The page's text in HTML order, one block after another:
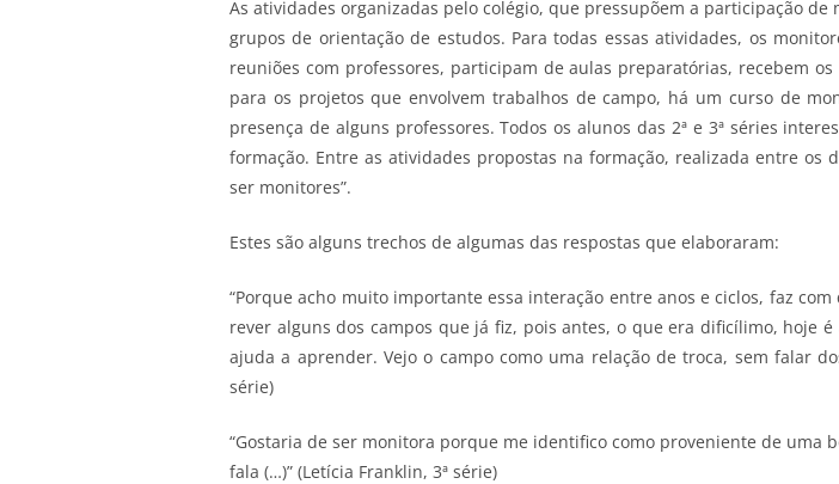
As atividades organizadas pelo colégio, que pressupõem a participação
grupos de orientação de estudos. Para todas essas atividades, os
reuniões com professores, participam de aulas preparatórias, recebem
para os projetos que envolvem trabalhos de campo, há um curso de
presença de alguns professores. Todos os alunos das 2ª e 3ª séries
formação. Entre as atividades propostas na formação, realizada entre
ser monitores”.
Estes são alguns trechos de algumas das respostas que elaboraram:
“Porque acho muito importante essa interação entre anos e ciclos, faz
rever alguns dos campos que já fiz, pois antes, o que era dificílimo, hoje
ajuda a aprender. Vejo o campo como uma relação de troca, sem falar
série)
“Gostaria de ser monitora porque me identifico como proveniente de
fala (…)” (Letícia Franklin, 3ª série)